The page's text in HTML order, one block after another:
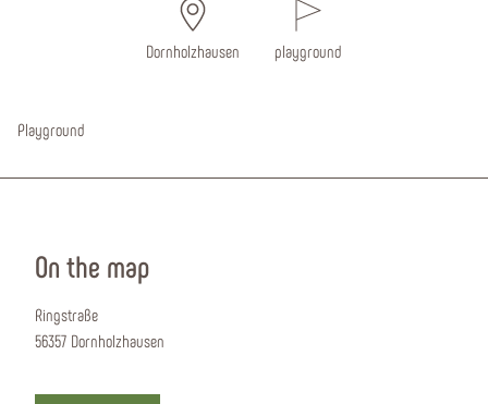
Dornholzhausen playground
Playground
On the map
Ringstraße
56357 Dornholzhausen